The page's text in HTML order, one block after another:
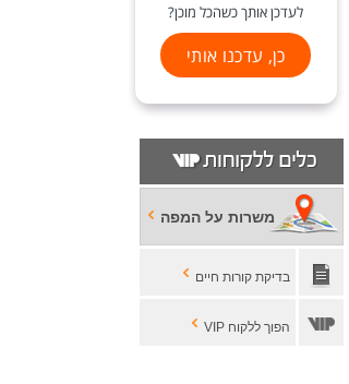
לעדכן אותך כשהכל מוכן?
כן, עדכנו אותי
משרות על המפה
בדיקת קורות חיים
הפוך ללקוח VIP